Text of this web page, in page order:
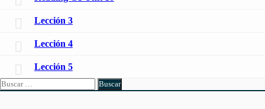
Lección 3
Lección 4
Lección 5
Buscar: